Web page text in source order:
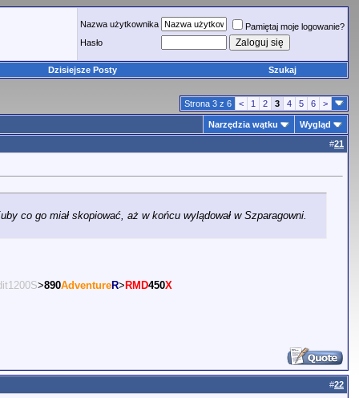
Nazwa użytkownika
Pamiętaj moje logowanie?
Hasło
Dzisiejsze Posty Szukaj
Strona 3 z 6 < 1 2 3 4 5 6 >
Narzędzia wątku
Wygląd
#21
co go miał skopiować, aż w końcu wylądował w Szparagowni.
>890AdventureR> RMD450X
#22